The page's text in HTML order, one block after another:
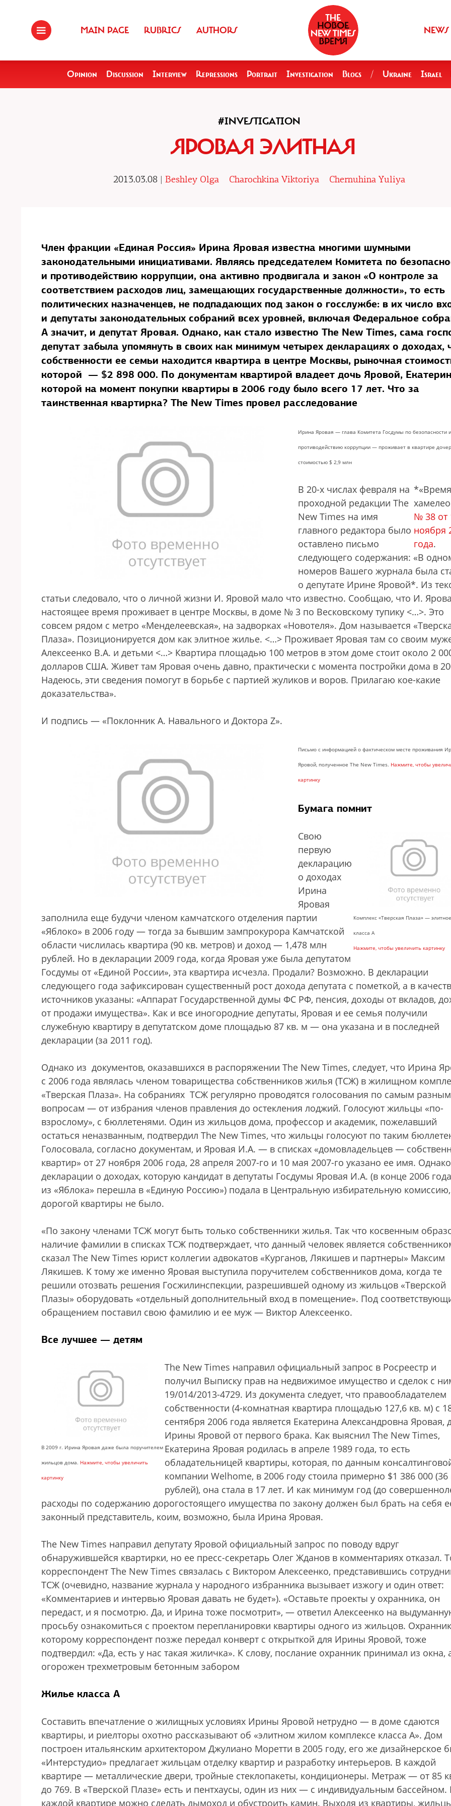
MAIN PAGE RUBRICS AUTHORS NEWS
Opinion Discussion Interview Repressions Portrait Investigation Blogs / Ukraine Israel
#INVESTIGATION
ЯРОВАЯ ЭЛИТНАЯ
2013.03.08 | Beshley Olga Charochkina Viktoriya Chernuhina Yuliya
Член фракции «Единая Россия» Ирина Яровая известна многими шумными
законодательными инициативами. Являясь председателем Комитета по
и противодействию коррупции, она активно продвигала и закон «О контроле за
соответствием расходов лиц, замещающих государственные должности», то есть
политических назначенцев, не подпадающих под закон о госслужбе: в их число
и депутаты законодательных собраний всех уровней, включая Федеральное
А значит, и депутат Яровая. Однако, как стало известно The New Times, сама
депутат забыла упомянуть в своих как минимум четырех декларациях о доходах,
собственности ее семьи находится квартира в центре Москвы, рыночная
которой — $2 898 000. По документам квартирой владеет дочь Яровой,
которой на момент покупки квартиры в 2006 году было всего 17 лет. Что за
таинственная квартирка? The New Times провел расследование
Ирина Яровая — глава Комитета Госдумы по безопасности и
противодействию коррупции — проживает в квартире
стоимостью $ 2,9 млн
*«Время
№ 38 от
ноября
года.
В 20-х числах февраля на
проходной редакции The
New Times на имя
главного редактора было
оставлено письмо
следующего содержания: «В
номеров Вашего журнала была
о депутате Ирине Яровой*. Из
статьи следовало, что о личной жизни И. Яровой мало что известно. Сообщаю, что И.
настоящее время проживает в центре Москвы, в доме № 3 по Весковскому тупику <…>. Это
совсем рядом с метро «Менделеевская», на задворках «Новотеля». Дом называется
Плаза». Позиционируется дом как элитное жилье. <…> Проживает Яровая там со своим
Алексеенко В.А. и детьми <…> Квартира площадью 100 метров в этом доме стоит около 2
долларов США. Живет там Яровая очень давно, практически с момента постройки дома в
Надеюсь, эти сведения помогут в борьбе с партией жуликов и воров. Прилагаю кое-какие
доказательства».
И подпись — «Поклонник А. Навального и Доктора Z».
Письмо с информацией о фактическом месте проживания
Яровой, полученное The New Times. Нажмите, чтобы
картинку
Бумага помнит
Комплекс «Тверская Плаза» —
класса А
Нажмите, чтобы увеличить картинку
Свою
первую
декларацию
о доходах
Ирина
Яровая
заполнила еще будучи членом камчатского отделения партии
«Яблоко» в 2006 году — тогда за бывшим зампрокурора Камчатской
области числилась квартира (90 кв. метров) и доход — 1,478 млн
рублей. Но в декларации 2009 года, когда Яровая уже была депутатом
Госдумы от «Единой России», эта квартира исчезла. Продали? Возможно. В декларации
следующего года зафиксирован существенный рост дохода депутата с пометкой, а в
источников указаны: «Аппарат Государственной думы ФС РФ, пенсия, доходы от вкладов,
от продажи имущества». Как и все иногородние депутаты, Яровая и ее семья получили
служебную квартиру в депутатском доме площадью 87 кв. м — она указана и в последней
декларации (за 2011 год).
Однако из документов, оказавшихся в распоряжении The New Times, следует, что Ирина
с 2006 года являлась членом товарищества собственников жилья (ТСЖ) в жилищном
«Тверская Плаза». На собраниях ТСЖ регулярно проводятся голосования по самым разным
вопросам — от избрания членов правления до остекления лоджий. Голосуют жильцы «по-
взрослому», с бюллетенями. Один из жильцов дома, профессор и академик, пожелавший
остаться неназванным, подтвердил The New Times, что жильцы голосуют по таким
Голосовала, согласно документам, и Яровая И.А. — в списках «домовладельцев —
квартир» от 27 ноября 2006 года, 28 апреля 2007-го и 10 мая 2007-го указано ее имя.
декларации о доходах, которую кандидат в депутаты Госдумы Яровая И.А. (в конце 2006
из «Яблока» перешла в «Единую Россию») подала в Центральную избирательную комиссию,
дорогой квартиры не было.
«По закону членами ТСЖ могут быть только собственники жилья. Так что косвенным
наличие фамилии в списках ТСЖ подтверждает, что данный человек является
сказал The New Times юрист коллегии адвокатов «Курганов, Лякишев и партнеры» Максим
Лякишев. К тому же именно Яровая выступила поручителем собственников дома, когда те
решили отозвать решения Госжилинспекции, разрешившей одному из жильцов «Тверской
Плазы» оборудовать «отдельный дополнительный вход в помещение». Под
обращением поставил свою фамилию и ее муж — Виктор Алексеенко.
Все лучшее — детям
В 2009 г. Ирина Яровая даже была поручителем
жильцов дома. Нажмите, чтобы увеличить
картинку
The New Times направил официальный запрос в Росреестр и
получил Выписку прав на недвижимое имущество и сделок с
19/014/2013-4729. Из документа следует, что правообладателем
собственности (4-комнатная квартира площадью 127,6 кв. м) с
сентября 2006 года является Екатерина Александровна Яровая,
Ирины Яровой от первого брака. Как выяснил The New Times,
Екатерина Яровая родилась в апреле 1989 года, то есть
обладательницей квартиры, которая, по данным
компании Welhome, в 2006 году стоила примерно $1 386 000
рублей), она стала в 17 лет. И как минимум год (до
расходы по содержанию дорогостоящего имущества по закону должен был брать на себя
законный представитель, коим, возможно, была Ирина Яровая.
The New Times направил депутату Яровой официальный запрос по поводу вдруг
обнаружившейся квартирки, но ее пресс-секретарь Олег Жданов в комментариях отказал.
корреспондент The New Times связалась с Виктором Алексеенко, представившись
ТСЖ (очевидно, название журнала у народного избранника вызывает изжогу и один ответ:
«Комментариев и интервью Яровая давать не будет»). «Оставьте проекты у охранника, он
передаст, и я посмотрю. Да, и Ирина тоже посмотрит», — ответил Алексеенко на
просьбу ознакомиться с проектом перепланировки квартиры одного из жильцов.
которому корреспондент позже передал конверт с открыткой для Ирины Яровой, тоже
подтвердил: «Да, есть у нас такая жиличка». К слову, послание охранник принимал из окна,
огорожен трехметровым бетонным забором
Жилье класса А
Cоставить впечатление о жилищных условиях Ирины Яровой нетрудно — в доме сдаются
квартиры, и риелторы охотно рассказывают об «элитном жилом комплексе класса А». Дом
построен итальянским архитектором Джулиано Моретти в 2005 году, его же дизайнерское
«Интерстудио» предлагает жильцам отделку квартир и разработку интерьеров. В каждой
квартире — металлические двери, тройные стеклопакеты, кондиционеры. Метраж — от 85
до 769. В «Тверской Плазе» есть и пентхаусы, один из них — с индивидуальным бассейном.
каждой квартире можно сделать дымоход и обустроить камин. Выходя из квартиры,